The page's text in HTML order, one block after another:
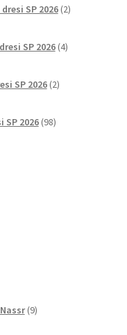
SP 2026 2izdelka
SP 2026 4izdelki
SP 2026 2izdelka
SP 2026 98izdelkov
9izdelkov